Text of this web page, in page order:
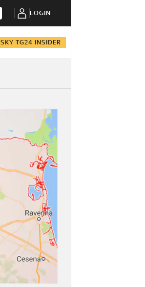
LOGIN
SKY TG24 INSIDER